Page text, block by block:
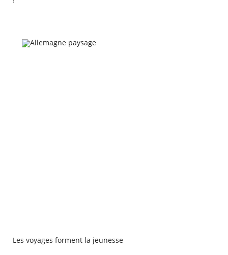
Les voyages forment la jeunesse